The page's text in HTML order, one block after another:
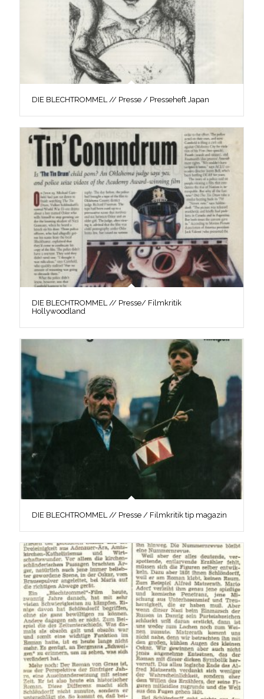
DIE BLECHTROMMEL // Presse / Presseheft Japan
DIE BLECHTROMMEL // Presse/ Filmkritik
Hollywoodland
DIE BLECHTROMMEL // Presse / Filmkritik tip magazin